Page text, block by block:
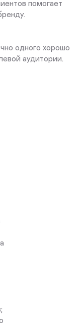
помогает
одного хорошо
аудитории.